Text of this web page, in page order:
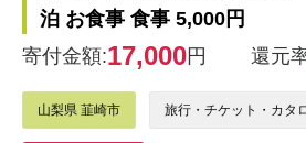
泊 お食事 食事 5,000円
寄付金額:17,000円 還元
山梨県 韮崎市 旅行・チケット・カタ